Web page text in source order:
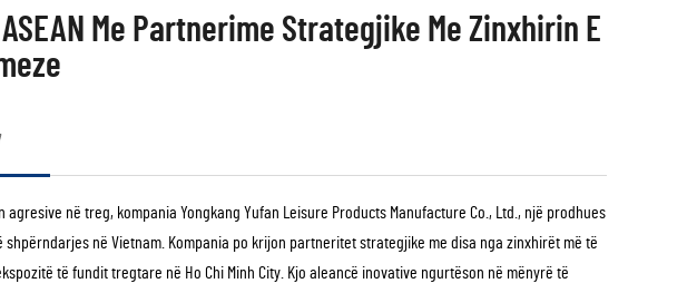
Me Partnerime Strategjike Me Zinxhirin E
në treg, kompania Yongkang Yufan Leisure Products Manufacture Co., Ltd., një prodhues
në Vietnam. Kompania po krijon partneritet strategjike me disa nga zinxhirët më të
të fundit tregtare në Ho Chi Minh City. Kjo aleancë inovative ngurtëson në mënyrë të